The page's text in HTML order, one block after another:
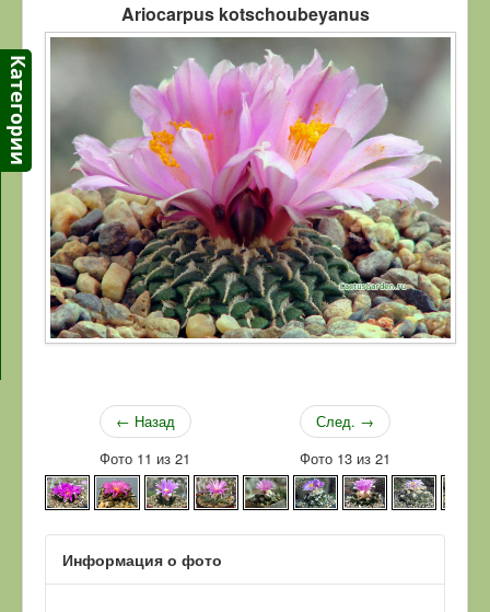
Отзывы
Ссылки
Контакты
Ariocarpus kotschoubeyanus
← Назад
Фото 11 из 21
След. →
Фото 13 из 21
Информация о фото